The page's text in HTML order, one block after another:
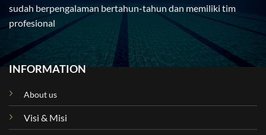
sudah berpengalaman bertahun-tahun dan memiliki tim
profesional
INFORMATION
About us
Visi & Misi